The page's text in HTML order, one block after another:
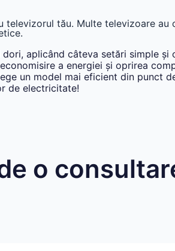
tău. Multe televizoare au
aplicând câteva setări simple
a energiei și oprirea
un model mai eficient din punct
de electricitate!
o